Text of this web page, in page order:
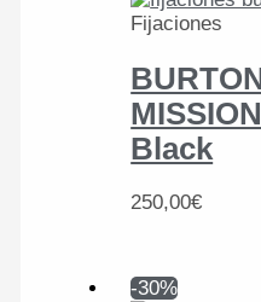
Fijaciones
Black
250,00€
-30%